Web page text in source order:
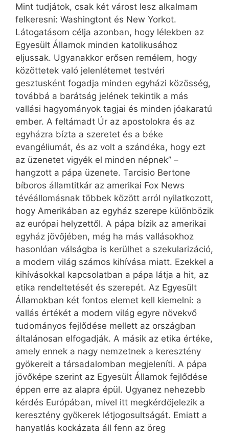
Mint tudjátok, csak két várost lesz alkalmam
felkeresni: Washingtont és New Yorkot.
Látogatásom célja azonban, hogy lélekben az
Egyesült Államok minden katolikusához
eljussak. Ugyanakkor erősen remélem, hogy
közöttetek való jelenlétemet testvéri
gesztusként fogadja minden egyházi közösség,
továbbá a barátság jelének tekintik a más
vallási hagyományok tagjai és minden jóakaratú
ember. A feltámadt Úr az apostolokra és az
egyházra bízta a szeretet és a béke
evangéliumát, és az volt a szándéka, hogy ezt
az üzenetet vigyék el minden népnek” –
hangzott a pápa üzenete. Tarcisio Bertone
bíboros államtitkár az amerikai Fox News
tévéállomásnak többek között arról nyilatkozott,
hogy Amerikában az egyház szerepe különbözik
az európai helyzettől. A pápa bízik az amerikai
egyház jövőjében, még ha más vallásokhoz
hasonlóan válságba is kerülhet a szekularizáció,
a modern világ számos kihívása miatt. Ezekkel a
kihívásokkal kapcsolatban a pápa látja a hit, az
etika rendeltetését és szerepét. Az Egyesült
Államokban két fontos elemet kell kiemelni: a
vallás értékét a modern világ egyre növekvő
tudományos fejlődése mellett az országban
általánosan elfogadják. A másik az etika értéke,
amely ennek a nagy nemzetnek a keresztény
gyökereit a társadalomban megjeleníti. A pápa
jövőképe szerint az Egyesült Államok fejlődése
éppen erre az alapra épül. Ugyanez nehezebb
kérdés Európában, mivel itt megkérdőjelezik a
keresztény gyökerek létjogosultságát. Emiatt a
hanyatlás kockázata áll fenn az öreg